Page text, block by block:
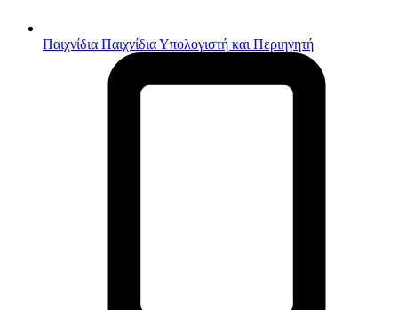
Παιχνίδια Παιχνίδια Υπολογιστή και Περιηγητή